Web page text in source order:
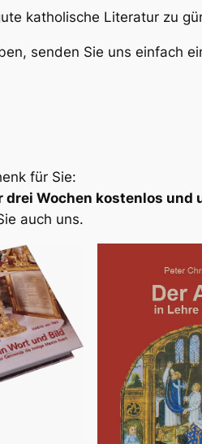
katholische Literatur zu
senden Sie uns einfach
für Sie:
drei Wochen kostenlos und
auch uns.